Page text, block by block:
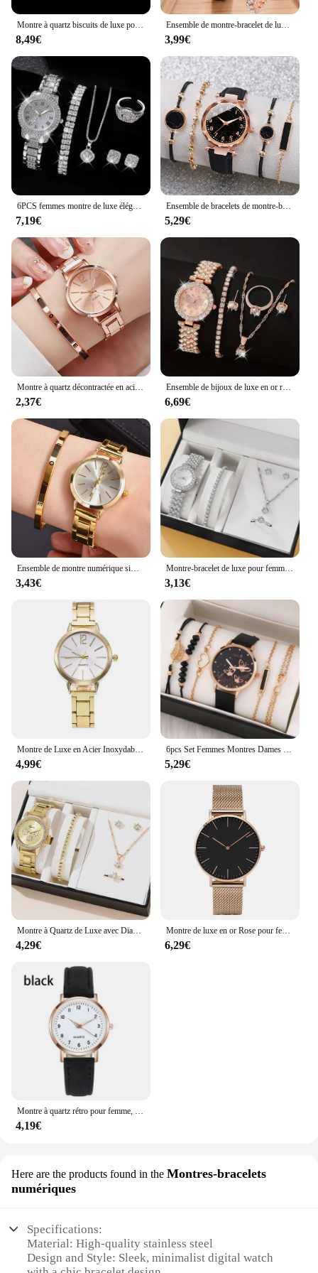
Montre à quartz biscuits de luxe pour femme, montre-bracelet analogique Hip Hop Fashion, ensemble de bijoux, cadeau pour la colonne vertébrale, 6 pièces par ensemble
8,49€
Ensemble de montre-bracelet de luxe pour femme, biscuits, mode féminine, décontracté, dames, horloge, bracelet, 2 pièces
3,99€
6PCS femmes montre de luxe élégant alliage montre-bracelet en cristal pour dames cadeau montre à Quartz
7,19€
Ensemble de bracelets de montre-bracelet à quartz analogiques pour femmes, bracelet en cuir, montres pour femmes, mode, ensemble de 5 pièces
5,29€
2,37€
Ensemble de bijoux de luxe en or rose pour femme, bague, collier, boucle d'oreille, biscuits, montre-bracelet à la mode, montres décontractées pour femme, 6 pièces
6,69€
3,43€
Montre-bracelet de luxe pour femme, bague, collier, boucle d'oreille, biscuits, mode décontractée, montres pour femme, ensemble de bracelets, horloge, 6 pièces
3,13€
4,99€ 5,29€
4,29€
Montre de luxe en or Rose pour femmes, Montre-Bracelet à Quartz décontractée en acier pour dames
6,29€
Montre à quartz rétro pour femme, diamant, ceinture en cuir, simplicité, décoration décontractée, montres-bracelets pour femme
4,19€
Here are the products found in the Montres-bracelets
numériques
Specifications:
Material: High-quality stainless steel
Design and Style: Sleek, minimalist digital watch